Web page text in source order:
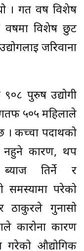
। गत वर्ष विशेष
विशेष छुट
जरिवाना
पुरुष उद्योगी
५०५ महिलाले
कच्चा पदार्थको
नहुने कारण, थप
तिर्ने र
समस्यामा परेको
ठाकुरले गुनासो
कारोना कारण
औद्योगिक